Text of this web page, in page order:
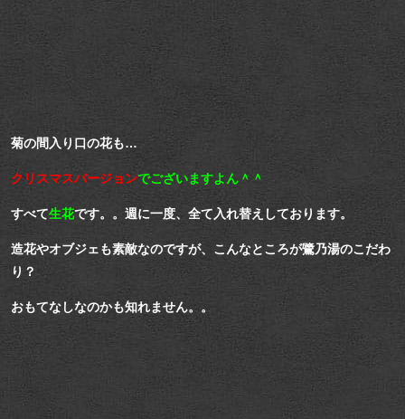
菊の間入り口の花も…
クリスマスバージョンでございますよん＾＾
すべて生花です。。週に一度、全て入れ替えしております。
造花やオブジェも素敵なのですが、こんなところが鷺乃湯のこだわ
り？
おもてなしなのかも知れません。。